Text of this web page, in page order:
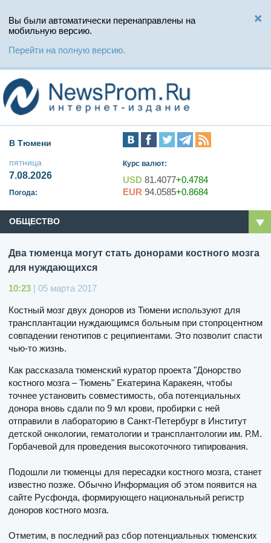
Вы были автоматически перенаправлены на
мобильную версию.
Перейти на полную версию.
В Тюмени
пятница
7.08.2026
Погода:
Курс валют:
USD 81.4077+0.4784
EUR 94.0585+0.8684
ОБЩЕСТВО
Два тюменца могут стать донорами костного мозга
для нуждающихся
10:23 | 05 марта 2017
Костный мозг двух доноров из Тюмени используют для
трансплантации нуждающимся больным при стопроцентном
совпадении генотипов с реципиентами. Это позволит спасти
чью-то жизнь.
Как рассказала тюменский куратор проекта "Донорство
костного мозга – Тюмень" Екатерина Каракеян, чтобы
точнее установить совместимость, оба потенциальных
донора вновь сдали по 9 мл крови, пробирки с ней
отправили в лабораторию в Санкт-Петербург в Институт
детской онкологии, гематологии и трансплантологии им. Р.М.
Горбачевой для проведения высокоточного типирования.
Подошли ли тюменцы для пересадки костного мозга, станет
известно позже. Обычно Информация об этом появится на
сайте Русфонда, формирующего национальный регистр
доноров костного мозга.
Отметим, в последний раз сбор потенциальных тюменских